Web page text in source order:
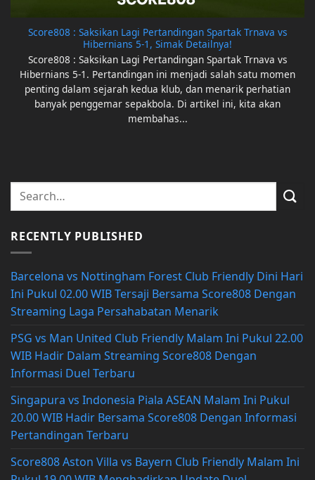
Score808 : Saksikan Lagi Pertandingan Spartak Trnava vs
Hibernians 5-1, Simak Detailnya!
Score808 : Saksikan Lagi Pertandingan Spartak Trnava vs
Hibernians 5-1. Pertandingan ini menjadi salah satu momen
penting dalam sejarah kedua klub, dan menarik perhatian
banyak penggemar sepakbola. Di artikel ini, kita akan
membahas...
RECENTLY PUBLISHED
Barcelona vs Nottingham Forest Club Friendly Dini Hari
Ini Pukul 02.00 WIB Tersaji Bersama Score808 Dengan
Streaming Laga Persahabatan Menarik
PSG vs Man United Club Friendly Malam Ini Pukul 22.00
WIB Hadir Dalam Streaming Score808 Dengan
Informasi Duel Terbaru
Singapura vs Indonesia Piala ASEAN Malam Ini Pukul
20.00 WIB Hadir Bersama Score808 Dengan Informasi
Pertandingan Terbaru
Score808 Aston Villa vs Bayern Club Friendly Malam Ini